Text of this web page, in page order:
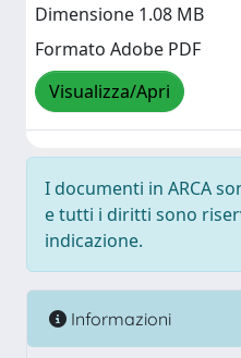
Dimensione 1.08 MB
Formato Adobe PDF
Visualizza/Apri
I documenti in ARCA
e tutti i diritti sono
indicazione.
Informazioni